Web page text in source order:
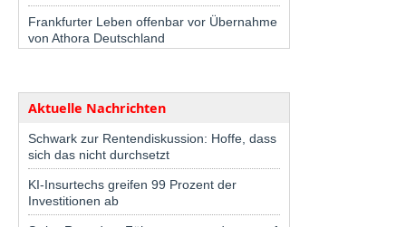
Frankfurter Leben offenbar vor Übernahme
von Athora Deutschland
Aktuelle Nachrichten
Schwark zur Rentendiskussion: Hoffe, dass
sich das nicht durchsetzt
KI-Insurtechs greifen 99 Prozent der
Investitionen ab